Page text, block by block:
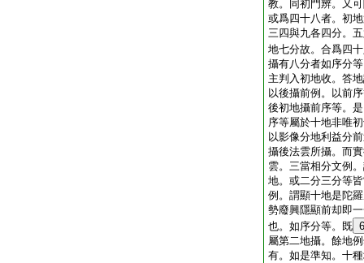
教。同初門辨。又
或爲四十八者。初
三四與九各四分。
地七分故。合爲四
攝有八分者如序分
主判入初地收。答
以後攝前例。以前
後初地攝前序等。
序等屬於十地非唯
以影像分地利益分
攝後法雲所攝。而
雲。三當相分文例
地。或二分三分等
例。謂顯十地是陀
勢廢興隱顯前却即
也。如序分等。既 6
屬第二地攝。餘地
有。如是準知。十